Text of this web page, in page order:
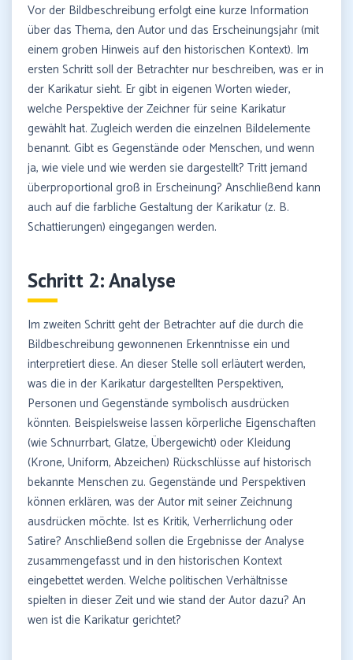
Vor der Bildbeschreibung erfolgt eine kurze Information
über das Thema, den Autor und das Erscheinungsjahr (mit
einem groben Hinweis auf den historischen Kontext). Im
ersten Schritt soll der Betrachter nur beschreiben, was er in
der Karikatur sieht. Er gibt in eigenen Worten wieder,
welche Perspektive der Zeichner für seine Karikatur
gewählt hat. Zugleich werden die einzelnen Bildelemente
benannt. Gibt es Gegenstände oder Menschen, und wenn
ja, wie viele und wie werden sie dargestellt? Tritt jemand
überproportional groß in Erscheinung? Anschließend kann
auch auf die farbliche Gestaltung der Karikatur (z. B.
Schattierungen) eingegangen werden.
Schritt 2: Analyse
Im zweiten Schritt geht der Betrachter auf die durch die
Bildbeschreibung gewonnenen Erkenntnisse ein und
interpretiert diese. An dieser Stelle soll erläutert werden,
was die in der Karikatur dargestellten Perspektiven,
Personen und Gegenstände symbolisch ausdrücken
könnten. Beispielsweise lassen körperliche Eigenschaften
(wie Schnurrbart, Glatze, Übergewicht) oder Kleidung
(Krone, Uniform, Abzeichen) Rückschlüsse auf historisch
bekannte Menschen zu. Gegenstände und Perspektiven
können erklären, was der Autor mit seiner Zeichnung
ausdrücken möchte. Ist es Kritik, Verherrlichung oder
Satire? Anschließend sollen die Ergebnisse der Analyse
zusammengefasst und in den historischen Kontext
eingebettet werden. Welche politischen Verhältnisse
spielten in dieser Zeit und wie stand der Autor dazu? An
wen ist die Karikatur gerichtet?